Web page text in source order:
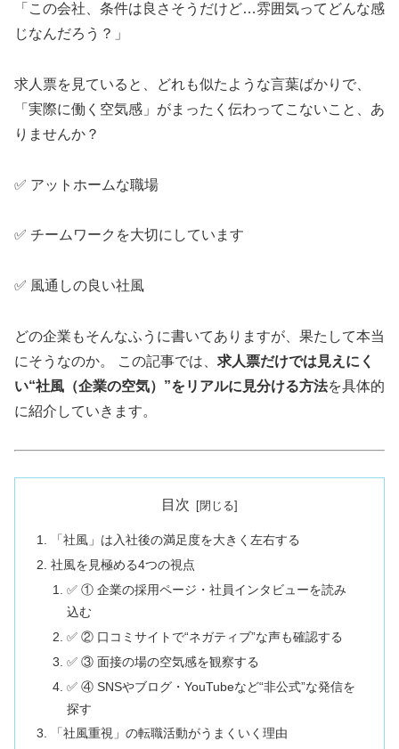
「この会社、条件は良さそうだけど…雰囲気ってどんな感
じなんだろう？」
求人票を見ていると、どれも似たような言葉ばかりで、
「実際に働く空気感」がまったく伝わってこないこと、あ
りませんか？
✅ アットホームな職場
✅ チームワークを大切にしています
✅ 風通しの良い社風
どの企業もそんなふうに書いてありますが、果たして本当
にそうなのか。 この記事では、 求人票だけでは見えにく
い“社風（企業の空気）”をリアルに見分ける方法を具体的
に紹介していきます。
目次
「社風」は入社後の満足度を大きく左右する
社風を見極める4つの視点
✅ ① 企業の採用ページ・社員インタビューを読み
込む
✅ ② 口コミサイトで“ネガティブ”な声も確認する
✅ ③ 面接の場の空気感を観察する
✅ ④ SNSやブログ・YouTubeなど“非公式”な発信を
探す
「社風重視」の転職活動がうまくいく理由